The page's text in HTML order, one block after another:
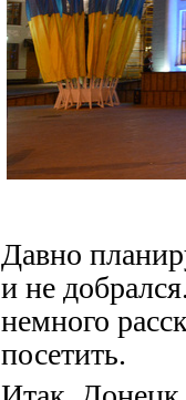
Давно
и не
немного
посетить.